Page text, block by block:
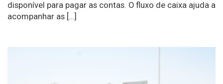
disponível para pagar as contas. O fluxo de caixa ajuda a
acompanhar as […]